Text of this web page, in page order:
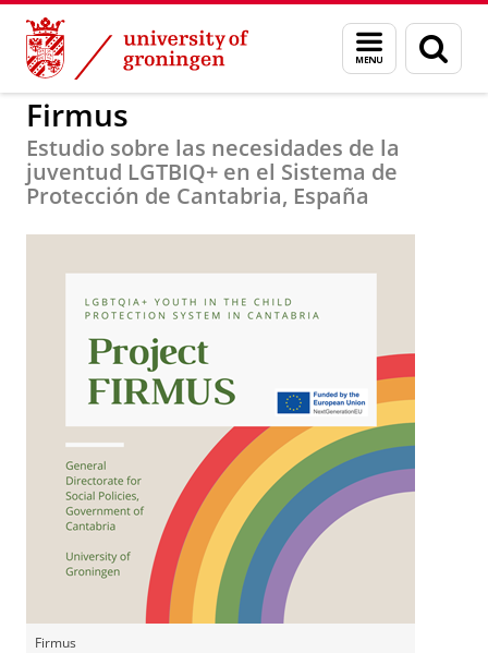
Skip
Content
Skip
Navigation
Menu
and
search
page
BSS Firmus
Firmus
Estudio sobre las necesidades de la
juventud LGTBIQ+ en el Sistema de
Protección de Cantabria, España
Firmus